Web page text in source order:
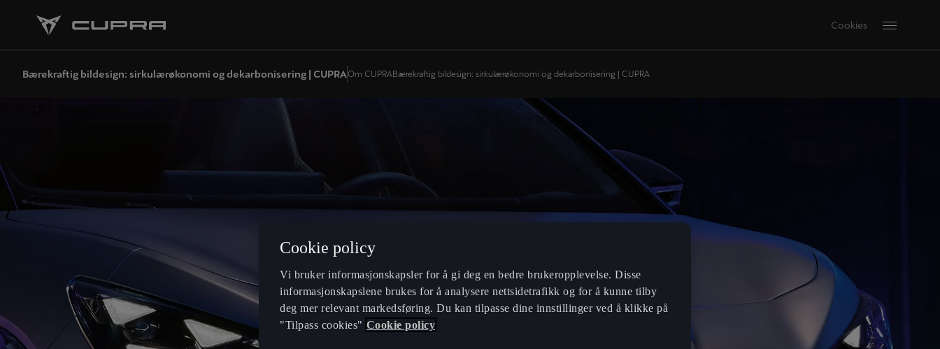
Cookies
Bærekraftig bildesign: sirkulærøkonomi og dekarbonisering | CUPRA Om CUPRABærekraftig bildesign: sirkulærøkonomi og dekarbonisering | CUPRA
Cookie policy
Vi bruker informasjonskapsler for å gi deg en bedre brukeropplevelse. Disse
informasjonskapslene brukes for å analysere nettsidetrafikk og for å kunne tilby
deg mer relevant markedsføring. Du kan tilpasse dine innstillinger ved å klikke på
"Tilpass cookies" Cookie policy